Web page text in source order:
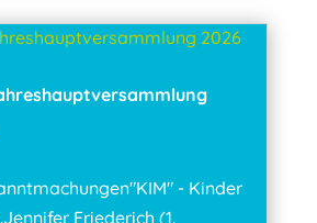
- Kinder
Friederich (1.